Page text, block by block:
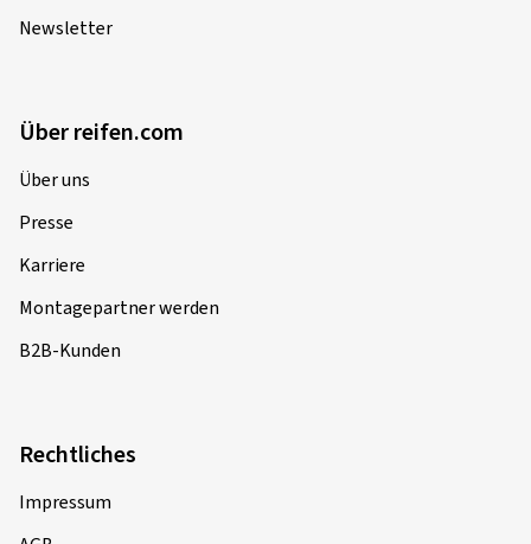
Newsletter
Über reifen.com
Über uns
Presse
Karriere
Montagepartner werden
B2B-Kunden
Rechtliches
Impressum